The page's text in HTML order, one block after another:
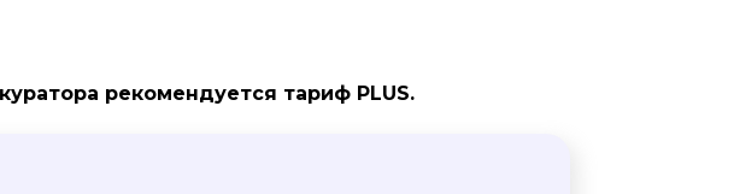
рекомендуется тариф PLUS.